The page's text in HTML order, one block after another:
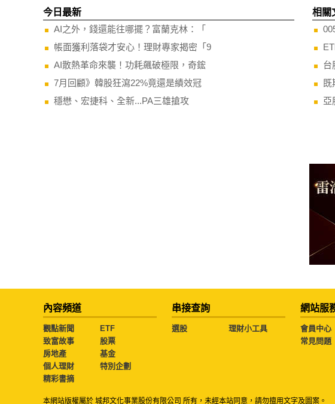
今日最新
AI之外，錢還能往哪擺？富蘭克林：「
帳面獲利落袋才安心！理財專家揭密「9
AI散熱革命來襲！功耗飆破極限，奇鋐
7月回顧》韓股狂瀉22%竟還是績效冠
穩懋、宏捷科、全新...PA三雄搶攻
相關
台
既
亞
內容頻道
觀點新聞
ETF
致富故事
股票
房地產
基金
個人理財
特別企劃
精彩書摘
串接查詢
選股 理財小工具
網站服
會員中心
常見問題
本網站版權屬於 城邦文化事業股份有限公司 所有，未經本站同意，請勿擅用文字及圖案。